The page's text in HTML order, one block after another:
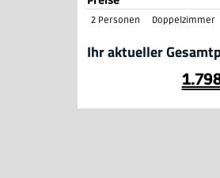
Ullmann-Reisebegleitung
Schifffahrt auf der Lahr
Weinprobe
Mosel-Schifffahrt
2 Personen Doppelzimmer
Ihr aktueller